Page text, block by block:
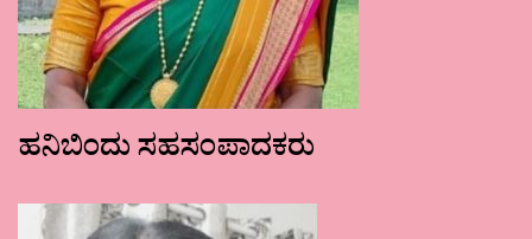
ಹನಿಬಿಂದು ಸಹಸಂಪಾದಕರು